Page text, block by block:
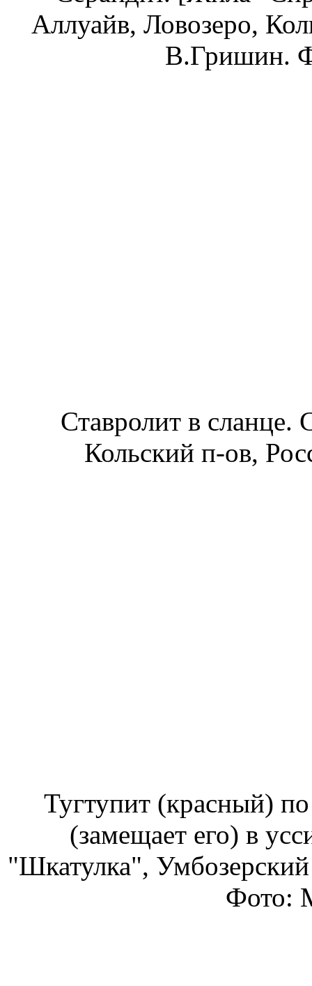
Аллуайв, Ловозеро,
В.Гришин.
Ставролит в
Кольский п-ов,
Тугтупит (красный)
(замещает его) в
"Шкатулка", Умбозерский
Фото: